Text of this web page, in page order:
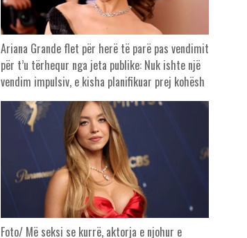
Ariana Grande flet për herë të parë pas vendimit
për t’u tërhequr nga jeta publike: Nuk ishte një
vendim impulsiv, e kisha planifikuar prej kohësh
Foto/ Më seksi se kurrë, aktorja e njohur e